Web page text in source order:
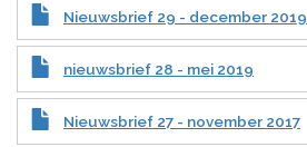
Nieuwsbrief 29 - december 2019
nieuwsbrief 28 - mei 2019
Nieuwsbrief 27 - november 2017